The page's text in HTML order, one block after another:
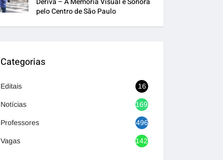
pelo Centro de São Paulo
Categorias
Editais 16
Notícias 1692
Professores 496
Vagas 1420